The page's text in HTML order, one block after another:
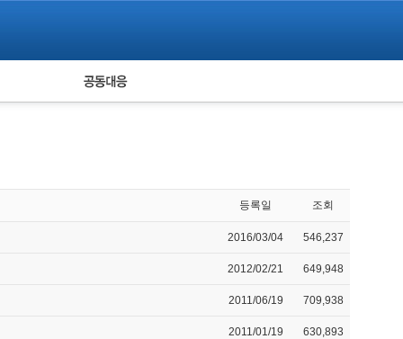
피해자 공동대응
등록일 조회
2016/03/04 546,237
2012/02/21 649,948
2011/06/19 709,938
2011/01/19 630,893